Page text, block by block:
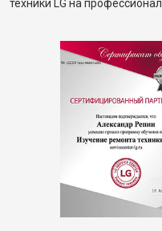
техники LG на